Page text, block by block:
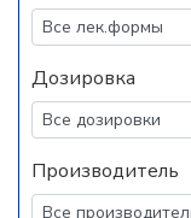
Дозировка
Производитель